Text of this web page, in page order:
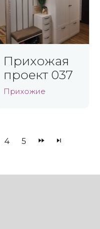
Прихожая
проект 037
Прихожие
4 5